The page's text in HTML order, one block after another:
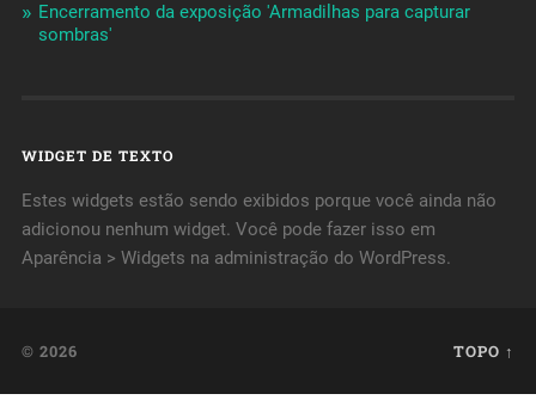
Encerramento da exposição 'Armadilhas para capturar
sombras'
WIDGET DE TEXTO
Estes widgets estão sendo exibidos porque você ainda não
adicionou nenhum widget. Você pode fazer isso em
Aparência > Widgets na administração do WordPress.
© 2026 TOPO ↑